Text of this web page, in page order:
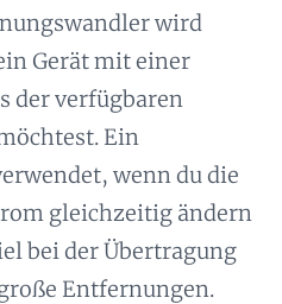
wird
Gerät mit einer
der verfügbaren
Ein
wenn du die
gleichzeitig ändern
bei der Übertragung
Entfernungen.